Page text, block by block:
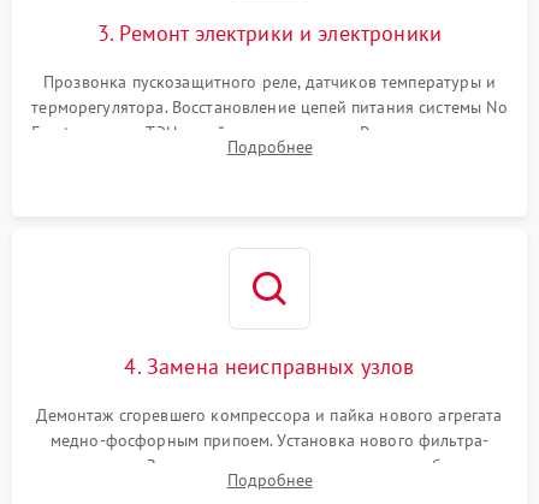
3. Ремонт электрики и электроники
Прозвонка пускозащитного реле, датчиков температуры и
терморегулятора. Восстановление цепей питания системы No
Frost, включая ТЭН оттайки и вентилятор. Ремонт или замена
платы управления при сбоях алгоритмов.
Подробнее
4. Замена неисправных узлов
Демонтаж сгоревшего компрессора и пайка нового агрегата
медно-фосфорным припоем. Установка нового фильтра-
осушителя. Замена изношенных вентиляторов обдува,
сломанных заслонок или поврежденных дверных петель.
Подробнее